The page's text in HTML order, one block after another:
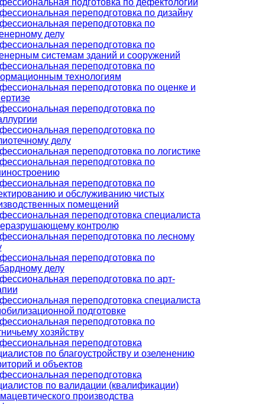
переподготовка по дизайну
переподготовка по
делу
переподготовка по
системам зданий и сооружений
переподготовка по
технологиям
переподготовка по оценке и
переподготовка по
переподготовка по
делу
переподготовка по логистике
переподготовка по
переподготовка по
и обслуживанию чистых
помещений
переподготовка специалиста
контролю
переподготовка по лесному
переподготовка по
делу
переподготовка по арт-
переподготовка специалиста
подготовке
переподготовка по
хозяйству
переподготовка
по благоустройству и озеленению
и объектов
переподготовка
по валидации (квалификации)
производства